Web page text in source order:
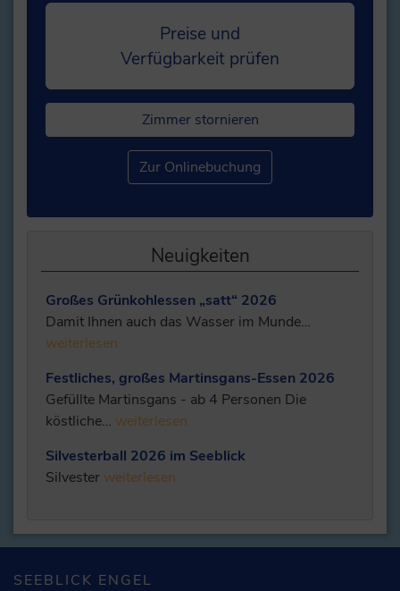
Preise und
Verfügbarkeit prüfen
Zimmer stornieren
Zur Onlinebuchung
Neuigkeiten
Großes Grünkohlessen „satt“ 2026
Damit Ihnen auch das Wasser im Munde…
weiterlesen
Festliches, großes Martinsgans-Essen 2026
Gefüllte Martinsgans - ab 4 Personen Die
köstliche… weiterlesen
Silvesterball 2026 im Seeblick
Silvester weiterlesen
SEEBLICK ENGEL